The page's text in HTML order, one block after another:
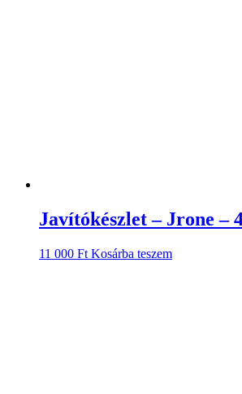
Javítókészlet – Jrone –
11 000 Ft Kosárba teszem